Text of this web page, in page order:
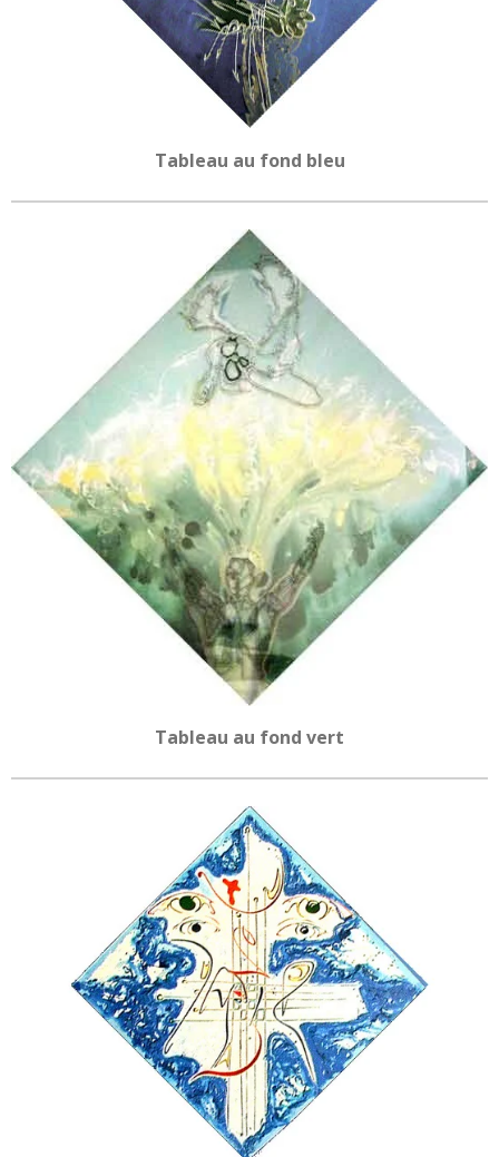
Tableau au fond bleu
Tableau au fond vert